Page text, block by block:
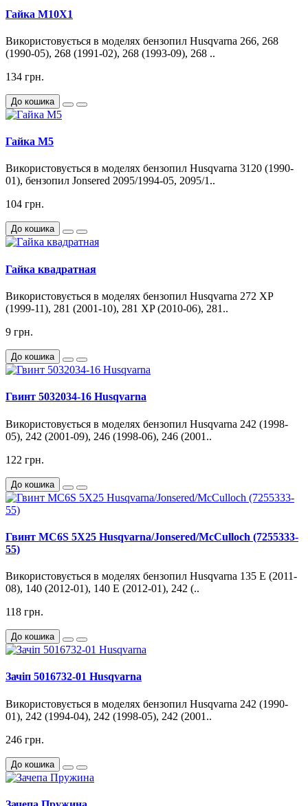
Гайка M10X1
Використовується в моделях бензопил Husqvarna 266, 268
(1990-05), 268 (1991-02), 268 (1993-09), 268 ..
134 грн.
До кошика
Гайка M5
Використовується в моделях бензопил Husqvarna 3120 (1990-
01), бензопил Jonsered 2095/1994-05, 2095/1..
104 грн.
До кошика
Гайка квадратная
Використовується в моделях бензопил Husqvarna 272 XP
(1999-11), 281 (2001-10), 281 XP (2010-06), 281..
9 грн.
До кошика
Гвинт 5032034-16 Husqvarna
Використовується в моделях бензопил Husqvarna 242 (1998-
05), 242 (2001-09), 246 (1998-06), 246 (2001..
122 грн.
До кошика
Гвинт MC6S 5X25 Husqvarna/Jonsered/McCulloch (7255333-
55)
Використовується в моделях бензопил Husqvarna 135 E (2011-
08), 140 (2012-01), 140 E (2012-01), 242 (..
118 грн.
До кошика
Зачіп 5016732-01 Husqvarna
Використовується в моделях бензопил Husqvarna 242 (1990-
01), 242 (1994-04), 242 (1998-05), 242 (2001..
246 грн.
До кошика